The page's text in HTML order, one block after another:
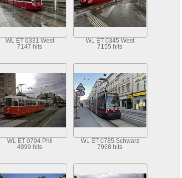
WL ET 0331 West
7147 hits
WL ET 0345 West
7155 hits
WL ET 0704 Phil
4990 hits
WL ET 0785 Schwarz
7968 hits